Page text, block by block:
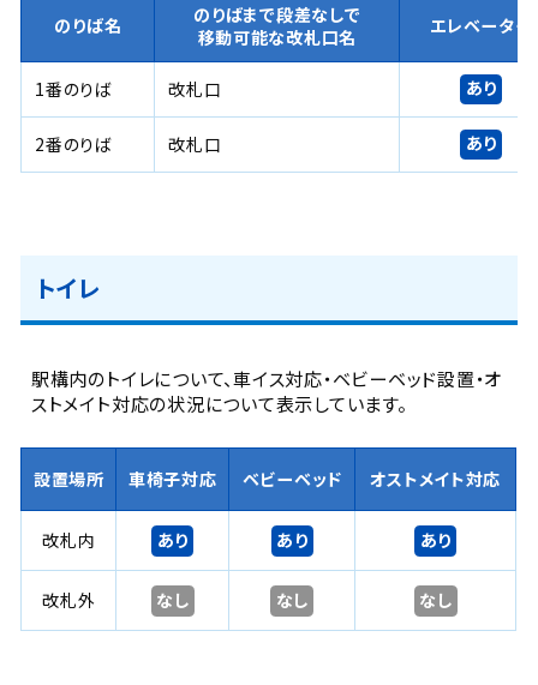
のりば名
のりばまで段差なしで
移動可能な改札口名
エレベーター
1番のりば 改札口 あり
2番のりば 改札口 あり
トイレ
駅構内のトイレについて、車イス対応・ベビーベッド設置・オ
ストメイト対応の状況について表示しています。
設置場所 車椅子対応 ベビーベッド オストメイト対応
改札内 あり あり あり
改札外 なし なし なし